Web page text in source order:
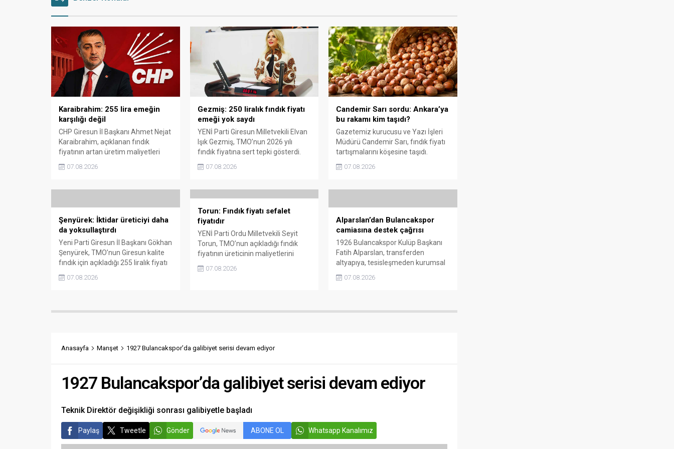
Karaibrahim: 255 lira emeğin
karşılığı değil
CHP Giresun İl Başkanı Ahmet Nejat
Karaibrahim, açıklanan fındık
fiyatının artan üretim maliyetleri
belirterek, üreticinin emeğinin
sürdürülebilir üretim için fiyat
söyledi.
07.08.2026
Gezmiş: 250 liralık fındık fiyatı
emeği yok saydı
YENİ Parti Giresun Milletvekili Elvan
Işık Gezmiş, TMO’nun 2026 yılı
fındık fiyatına sert tepki gösterdi.
maliyetlerini karşılamadığını belirten
geldiğinde üretici de yok sayacaktır”
07.08.2026
Candemir Sarı sordu: Ankara’ya
bu rakamı kim taşıdı?
Gazetemiz kurucusu ve Yazı İşleri
Müdürü Candemir Sarı, fındık fiyatı
tartışmalarını köşesine taşıdı.
ulaştığı bir dönemde Ankara’ya 240
iddiasını gündeme getiren Sarı,
07.08.2026
Şenyürek: İktidar üreticiyi daha
da yoksullaştırdı
Yeni Parti Giresun İl Başkanı Gökhan
Şenyürek, TMO’nun Giresun kalite
fındık için açıkladığı 255 liralık fiyatı
Artışın yıllık enflasyonun altında
savundu.
07.08.2026
Torun: Fındık fiyatı sefalet
fiyatıdır
YENİ Parti Ordu Milletvekili Seyit
Torun, TMO’nun açıkladığı fındık
fiyatının üreticinin maliyetlerini
fiyatın yeniden belirlenmesini
07.08.2026
Alparslan’dan Bulancakspor
camiasına destek çağrısı
1926 Bulancakspor Kulüp Başkanı
Fatih Alparslan, transferden
altyapıya, tesisleşmeden kurumsal
önemli adımlar attıklarını belirterek
destek olmaya çağırdı.
07.08.2026
Anasayfa Manşet 1927 Bulancakspor’da galibiyet serisi devam ediyor
1927 Bulancakspor’da galibiyet serisi devam ediyor
Teknik Direktör değişikliği sonrası galibiyetle başladı
Paylaş Tweetle Gönder ABONE OL Whatsapp Kanalımız